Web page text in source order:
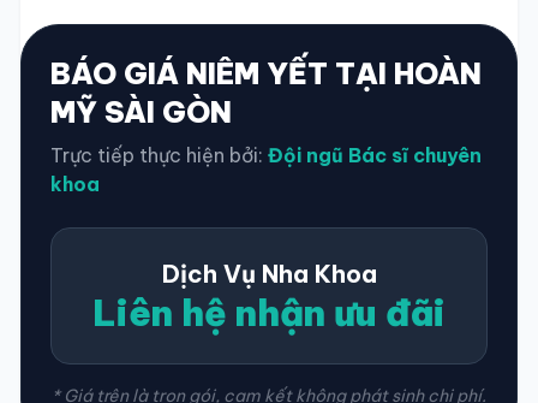
BÁO GIÁ NIÊM YẾT TẠI HOÀN
MỸ SÀI GÒN
Trực tiếp thực hiện bởi: Đội ngũ Bác sĩ chuyên
khoa
Dịch Vụ Nha Khoa
Liên hệ nhận ưu đãi
* Giá trên là trọn gói, cam kết không phát sinh chi phí.